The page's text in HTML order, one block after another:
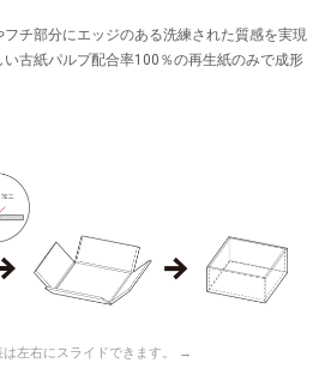
チ部分にエッジのある洗練された質感を実現
古紙パルプ配合率100％の再生紙のみで成形
左右にスライドできます。 →